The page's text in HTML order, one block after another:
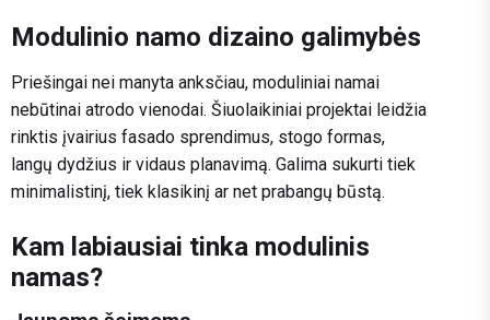
Modulinio namo dizaino galimybės
Priešingai nei manyta anksčiau, moduliniai namai
nebūtinai atrodo vienodai. Šiuolaikiniai projektai leidžia
rinktis įvairius fasado sprendimus, stogo formas,
langų dydžius ir vidaus planavimą. Galima sukurti tiek
minimalistinį, tiek klasikinį ar net prabangų būstą.
Kam labiausiai tinka modulinis
namas?